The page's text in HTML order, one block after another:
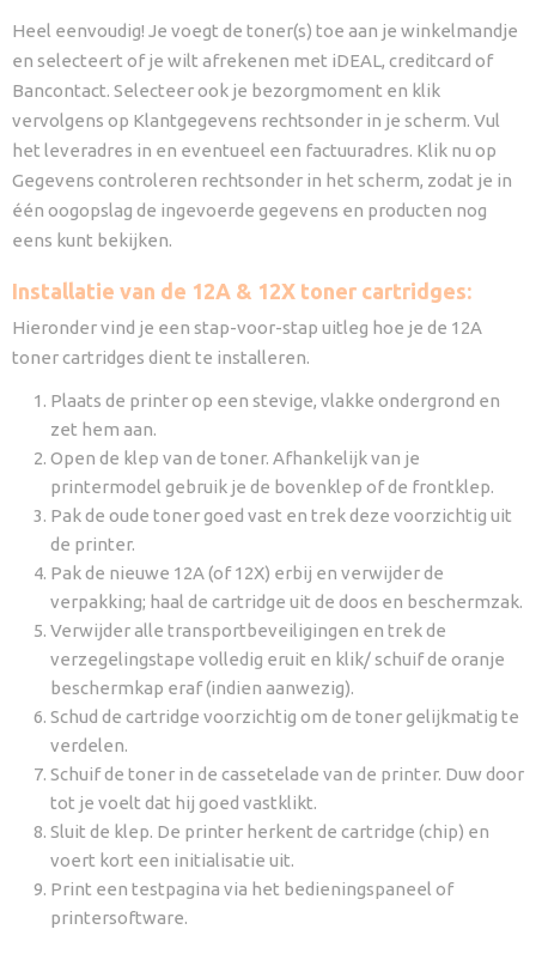
Heel eenvoudig! Je voegt de toner(s) toe aan je winkelmandje
en selecteert of je wilt afrekenen met iDEAL, creditcard of
Bancontact. Selecteer ook je bezorgmoment en klik
vervolgens op Klantgegevens rechtsonder in je scherm. Vul
het leveradres in en eventueel een factuuradres. Klik nu op
Gegevens controleren rechtsonder in het scherm, zodat je in
één oogopslag de ingevoerde gegevens en producten nog
eens kunt bekijken.
Installatie van de 12A & 12X toner cartridges:
Hieronder vind je een stap-voor-stap uitleg hoe je de 12A
toner cartridges dient te installeren.
Plaats de printer op een stevige, vlakke ondergrond en
zet hem aan.
Open de klep van de toner. Afhankelijk van je
printermodel gebruik je de bovenklep of de frontklep.
Pak de oude toner goed vast en trek deze voorzichtig uit
de printer.
Pak de nieuwe 12A (of 12X) erbij en verwijder de
verpakking; haal de cartridge uit de doos en beschermzak.
Verwijder alle transportbeveiligingen en trek de
verzegelingstape volledig eruit en klik/ schuif de oranje
beschermkap eraf (indien aanwezig).
Schud de cartridge voorzichtig om de toner gelijkmatig te
verdelen.
Schuif de toner in de cassetelade van de printer. Duw door
tot je voelt dat hij goed vastklikt.
Sluit de klep. De printer herkent de cartridge (chip) en
voert kort een initialisatie uit.
Print een testpagina via het bedieningspaneel of
printersoftware.